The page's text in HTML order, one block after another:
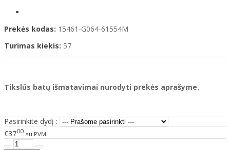
Prekės kodas: 15461-G064-61554M
Turimas kiekis: 57
Tikslūs batų išmatavimai nurodyti prekės aprašyme.
Pasirinkite dydį :
€3700 su PVM